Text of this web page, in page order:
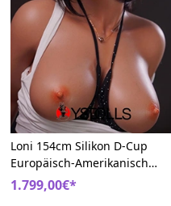
Loni 154cm Silikon D-Cup
Europäisch-Amerikanisch
Jarliet Üppiger Vorbau
Sexpuppen
1.799,00€*